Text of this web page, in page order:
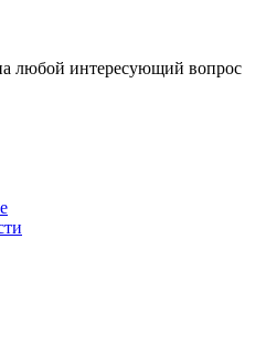
любой интересующий вопрос